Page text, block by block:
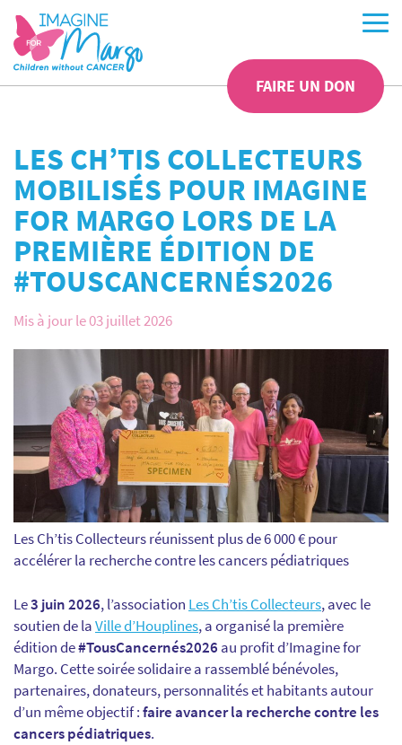
FAIRE UN DON
LES CH’TIS COLLECTEURS
MOBILISÉS POUR IMAGINE
FOR MARGO LORS DE LA
PREMIÈRE ÉDITION DE
#TOUSCANCERNÉS2026
Mis à jour le 03 juillet 2026
Les Ch’tis Collecteurs réunissent plus de 6 000 € pour
accélérer la recherche contre les cancers pédiatriques
Le3 juin 2026, l’association Les Ch’tis Collecteurs, avec le
soutien de laVille d’Houplines, a organisé la première
édition de#TousCancernés2026 au profit d’Imagine for
Margo. Cette soirée solidaire a rassemblé bénévoles,
partenaires, donateurs, personnalités et habitants autour
d’un même objectif :faire avancer la recherche contre les
cancers pédiatriques.